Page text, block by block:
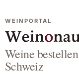
WEINPORTAL
Weine
Schweiz